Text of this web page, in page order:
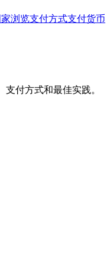
浏览支付方式支付货币
付方式和最佳实践。